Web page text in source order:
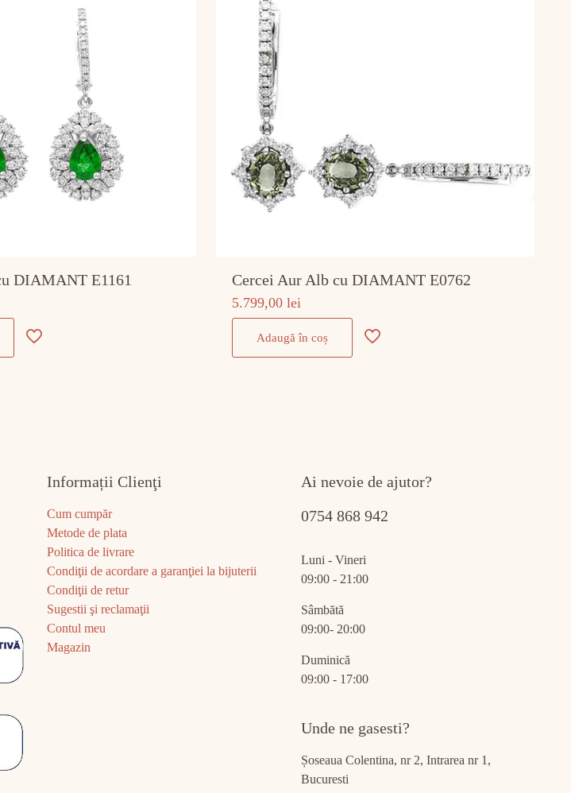
DIAMANT E1161 Cercei Aur Alb cu DIAMANT E0762
5.799,00lei
Adaugă în coș
Informații Clienţi
Cum cumpăr
Metode de plata
Politica de livrare
Condiţii de acordare a garanţiei la bijuterii
Condiţii de retur
Sugestii şi reclamaţii
Contul meu
Magazin
Ai nevoie de ajutor?
0754 868 942
Luni - Vineri
09:00 - 21:00
Sâmbătă
09:00- 20:00
Duminică
09:00 - 17:00
Unde ne gasesti?
Șoseaua Colentina, nr 2, Intrarea nr 1,
Bucuresti